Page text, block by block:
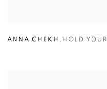
ANNA CHEKH , HOLD